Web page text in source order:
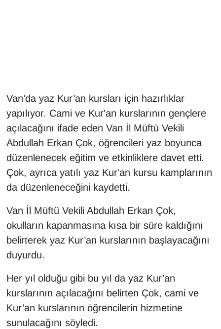
Van’da yaz Kur’an kursları için hazırlıklar
yapılıyor. Cami ve Kur'an kurslarının gençlere
açılacağını ifade eden Van İl Müftü Vekili
Abdullah Erkan Çok, öğrencileri yaz boyunca
düzenlenecek eğitim ve etkinliklere davet etti.
Çok, ayrıca yatılı yaz Kur'an kursu kamplarının
da düzenleneceğini kaydetti.
Van İl Müftü Vekili Abdullah Erkan Çok,
okulların kapanmasına kısa bir süre kaldığını
belirterek yaz Kur’an kurslarının başlayacağını
duyurdu.
Her yıl olduğu gibi bu yıl da yaz Kur’an
kurslarının açılacağını belirten Çok, cami ve
Kur’an kurslarının öğrencilerin hizmetine
sunulacağını söyledi.
HABERDE İNSAN
İngilizce
Kadın
Kamu Alımları
Kim Kimdir?
Kültür & Sanat
KURDÎ
MEDYA
ONE EKONOMİ